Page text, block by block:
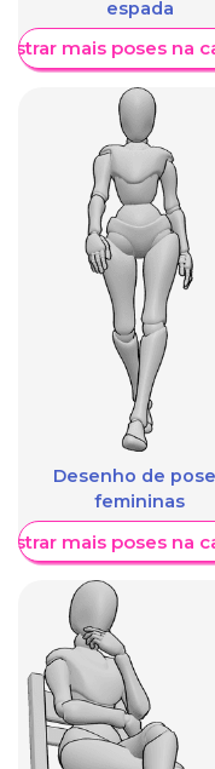
espada
mais poses na
Desenho de
femininas
mais poses na